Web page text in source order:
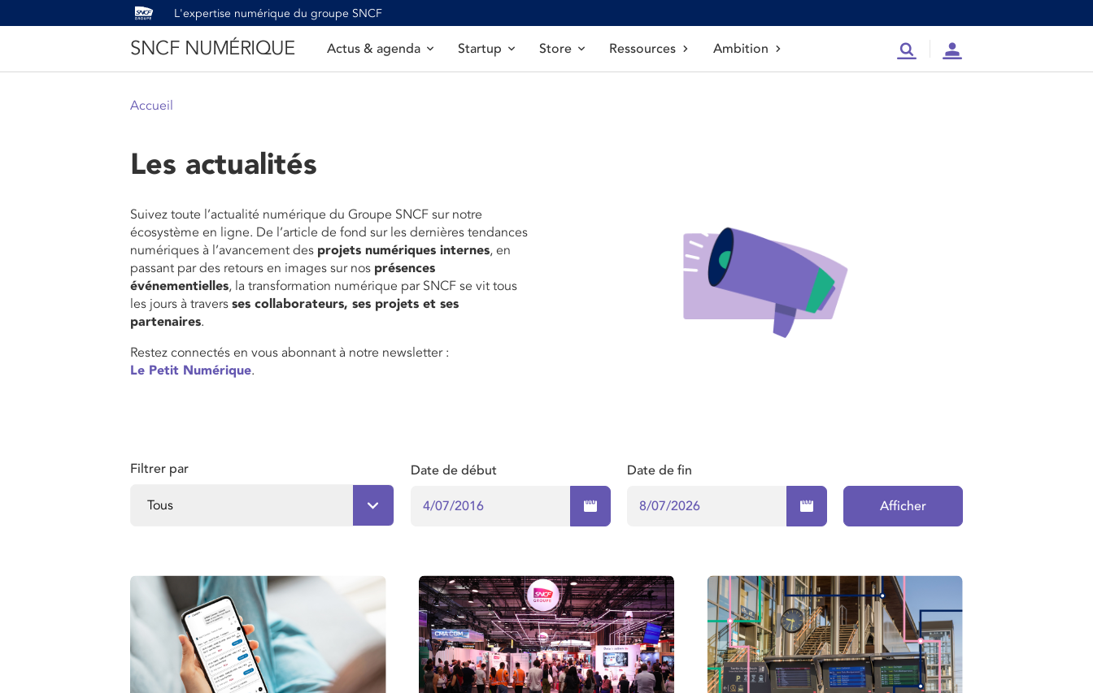
L'expertise numérique du groupe SNCF
SNCF NUMÉRIQUE Actus & agenda Startup Store Ressources Ambition RechercheCompte
Accueil
Les actualités
Suivez toute l’actualité numérique du Groupe SNCF sur notre
écosystème en ligne. De l’article de fond sur les dernières tendances
numériques à l’avancement des projets numériques internes, en
passant par des retours en images sur nos présences
événementielles, la transformation numérique par SNCF se vit tous
les jours à travers ses collaborateurs, ses projets et ses
partenaires.
Restez connectés en vous abonnant à notre newsletter :
Le Petit Numérique.
Filtrer par Date de début Date de fin
Afficher